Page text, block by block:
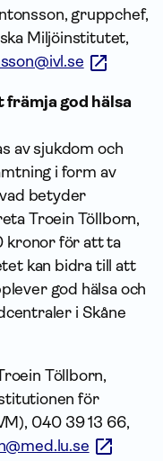
gruppchef,
Miljöinstitutet,
god hälsa
av sjukdom och
i form av
betyder
Troein Töllborn,
kronor för att ta
kan bidra till att
god hälsa och
i Skåne
Töllborn,
för
040 39 13 66,